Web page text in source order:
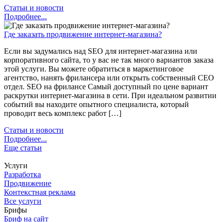
Статьи и новости
Подробнее...
Где заказать продвижение интернет-магазина?
Если вы задумались над SEO для интернет-магазина или
корпоративного сайта, то у вас не так много вариантов заказа
этой услуги. Вы можете обратиться в маркетинговое
агентство, нанять фрилансера или открыть собственный СЕО
отдел. SEO на фрилансе Самый доступный по цене вариант
раскрутки интернет-магазина в сети. При идеальном развитии
событий вы находите опытного специалиста, который
проводит весь комплекс работ […]
Статьи и новости
Подробнее...
Еще статьи
Услуги
Разработка
Продвижение
Контекстная реклама
Все услуги
Брифы
Бриф на сайт